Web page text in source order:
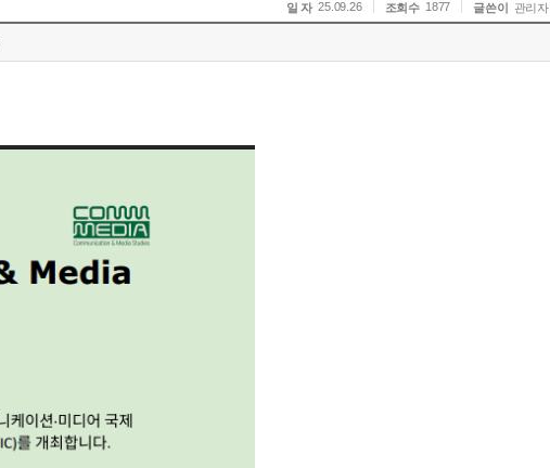
일 자 25.09.26 조회수 1877 글쓴이 관리자